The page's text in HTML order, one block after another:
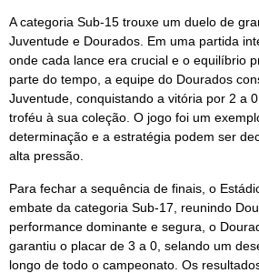
A categoria Sub-15 trouxe um duelo de
Juventude e Dourados. Em uma partida
onde cada lance era crucial e o equilíbrio
parte do tempo, a equipe do Dourados
Juventude, conquistando a vitória por 2 a
troféu à sua coleção. O jogo foi um
determinação e a estratégia podem ser
alta pressão.
Para fechar a sequência de finais, o
embate da categoria Sub-17, reunindo
performance dominante e segura, o
garantiu o placar de 3 a 0, selando um
longo de todo o campeonato. Os